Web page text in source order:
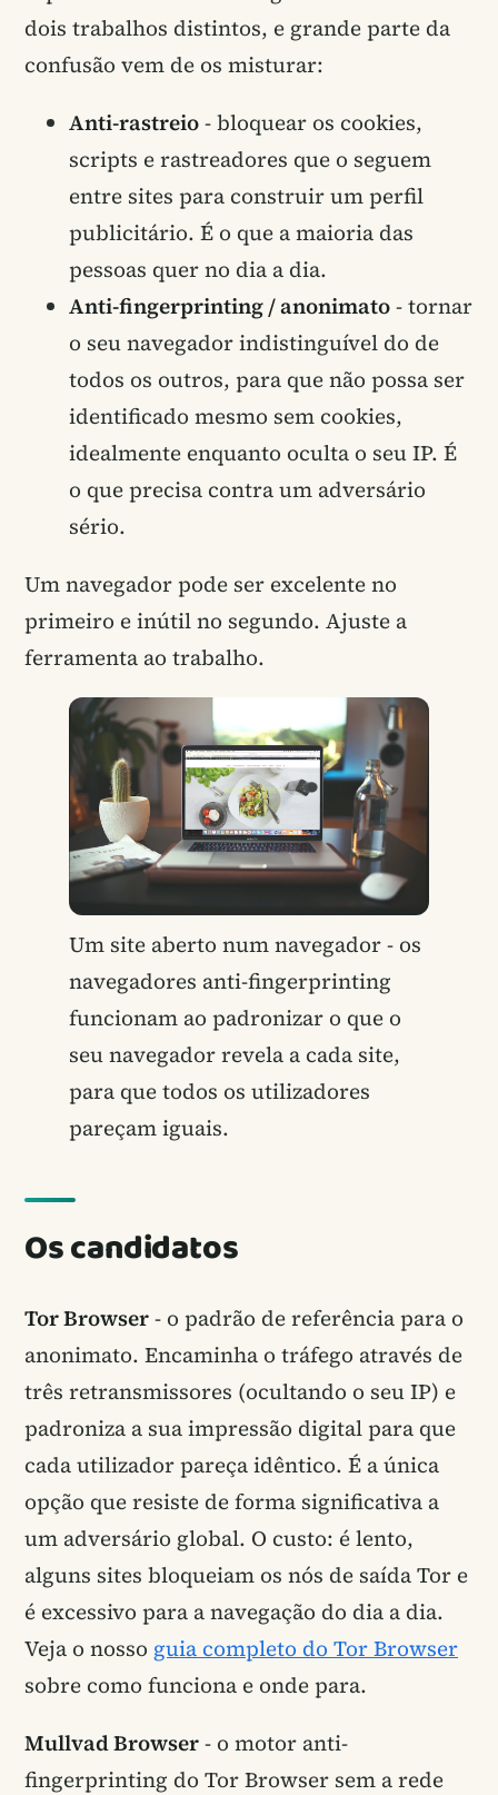
dois trabalhos distintos, e grande parte da
confusão vem de os misturar:
Anti-rastreio- bloquear os cookies,
scripts e rastreadores que o seguem
entre sites para construir um perfil
publicitário. É o que a maioria das
pessoas quer no dia a dia.
Anti-fingerprinting / anonimato- tornar
o seu navegador indistinguível do de
todos os outros, para que não possa ser
identificado mesmo sem cookies,
idealmente enquanto oculta o seu IP. É
o que precisa contra um adversário
sério.
Um navegador pode ser excelente no
primeiro e inútil no segundo. Ajuste a
ferramenta ao trabalho.
Um site aberto num navegador - os
navegadores anti-fingerprinting
funcionam ao padronizar o que o
seu navegador revela a cada site,
para que todos os utilizadores
pareçam iguais.
Os candidatos
Tor Browser- o padrão de referência para o
anonimato. Encaminha o tráfego através de
três retransmissores (ocultando o seu IP) e
padroniza a sua impressão digital para que
cada utilizador pareça idêntico. É a única
opção que resiste de forma significativa a
um adversário global. O custo: é lento,
alguns sites bloqueiam os nós de saída Tor e
é excessivo para a navegação do dia a dia.
Veja o nosso guia completo do Tor Browser
sobre como funciona e onde para.
Mullvad Browser- o motor anti-
fingerprinting do Tor Browser sem a rede